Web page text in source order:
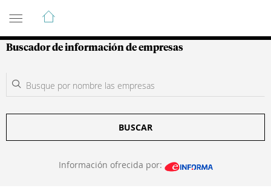
Guía de Empresas Colombianas
Buscador de información de empresas
BUSCAR
Información ofrecida por: